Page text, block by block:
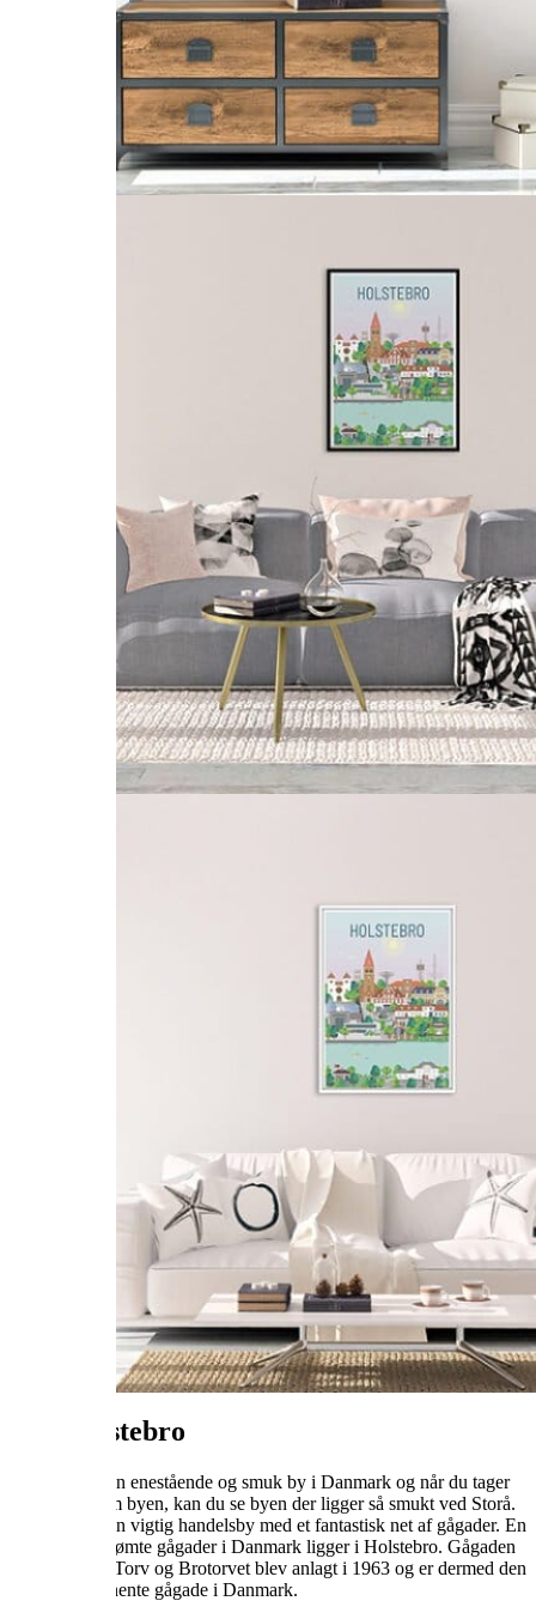
Om Holstebro
Holstebro er en enestående og smuk by i Danmark og når du tager
en tur igennem byen, kan du se byen der ligger så smukt ved Storå.
Holstebro er en vigtig handelsby med et fantastisk net af gågader. En
af de mest berømte gågader i Danmark ligger i Holstebro. Gågaden
mellem Store Torv og Brotorvet blev anlagt i 1963 og er dermed den
ældste permanente gågade i Danmark.